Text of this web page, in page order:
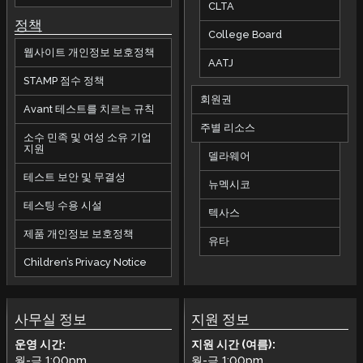
정책
웹사이트 개인정보 보호정책
STAMP 점수 정책
Avant 테스트를 치르는 규칙
소수 민족 및 여성 소유 기업
지원
테스트 보안 및 무결성
테스팅 수용 시설
제품 개인정보 보호정책
Children’s Privacy Notice
CLTA
College Board
AATJ
회원권
주별 리소스
델라웨어
뉴멕시코
텍사스
유타
사무실 정보
운영 시간:
지원 정보
지원 시간 (여름):